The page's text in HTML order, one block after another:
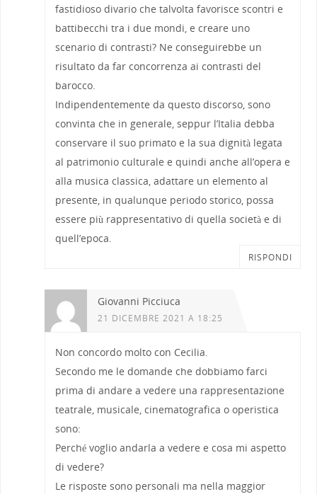
fastidioso divario che talvolta favorisce scontri e
battibecchi tra i due mondi, e creare uno
scenario di contrasti? Ne conseguirebbe un
risultato da far concorrenza ai contrasti del
barocco.
Indipendentemente da questo discorso, sono
convinta che in generale, seppur l’Italia debba
conservare il suo primato e la sua dignità legata
al patrimonio culturale e quindi anche all’opera e
alla musica classica, adattare un elemento al
presente, in qualunque periodo storico, possa
essere più rappresentativo di quella società e di
quell’epoca.
RISPONDI
Giovanni Picciuca
21 DICEMBRE 2021 A 18:25
Non concordo molto con Cecilia.
Secondo me le domande che dobbiamo farci
prima di andare a vedere una rappresentazione
teatrale, musicale, cinematografica o operistica
sono:
Perché voglio andarla a vedere e cosa mi aspetto
di vedere?
Le risposte sono personali ma nella maggior